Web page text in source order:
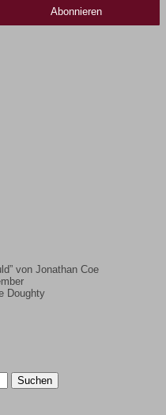
Abonnieren
von Jonathan Coe
Doughty